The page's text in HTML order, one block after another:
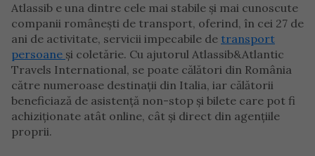
Atlassib e una dintre cele mai stabile și mai cunoscute
companii românești de transport, oferind, în cei 27 de
ani de activitate, servicii impecabile de transport
persoane și coletărie. Cu ajutorul Atlassib&Atlantic
Travels International, se poate călători din România
către numeroase destinații din Italia, iar călătorii
beneficiază de asistență non-stop și bilete care pot fi
achiziționate atât online, cât și direct din agențiile
proprii.